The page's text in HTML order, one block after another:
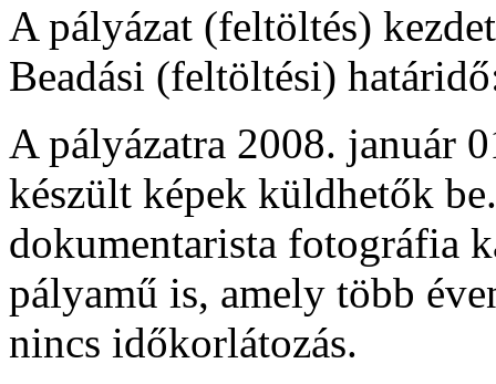
A pályázat (feltöltés)
Beadási (feltöltési)
A pályázatra 2008. január
készült képek küldhetők
dokumentarista fotográfia
pályamű is, amely több
nincs időkorlátozás.